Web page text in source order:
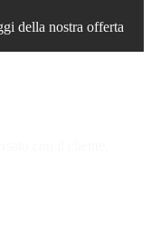
della nostra offerta